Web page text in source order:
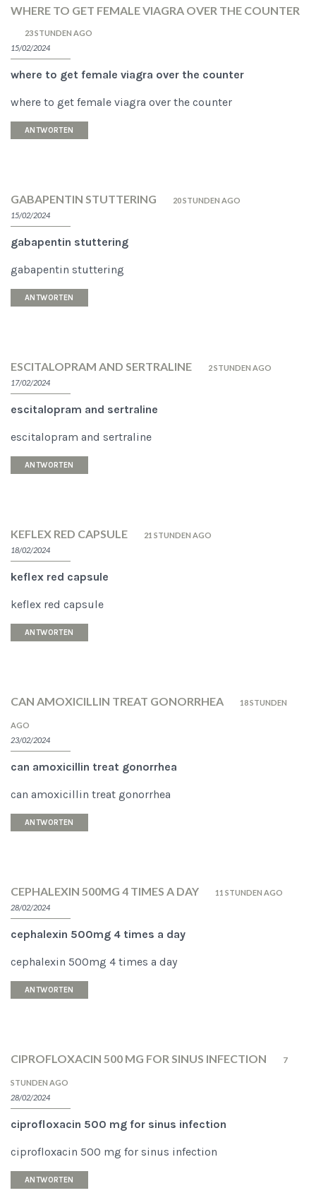
WHERE TO GET FEMALE VIAGRA OVER THE COUNTER
23 STUNDEN AGO
15/02/2024
where to get female viagra over the counter
where to get female viagra over the counter
ANTWORTEN
GABAPENTIN STUTTERING
20 STUNDEN AGO
15/02/2024
gabapentin stuttering
gabapentin stuttering
ANTWORTEN
ESCITALOPRAM AND SERTRALINE
2 STUNDEN AGO
17/02/2024
escitalopram and sertraline
escitalopram and sertraline
ANTWORTEN
KEFLEX RED CAPSULE
21 STUNDEN AGO
18/02/2024
keflex red capsule
keflex red capsule
ANTWORTEN
CAN AMOXICILLIN TREAT GONORRHEA 18 STUNDEN
AGO
23/02/2024
can amoxicillin treat gonorrhea
can amoxicillin treat gonorrhea
ANTWORTEN
CEPHALEXIN 500MG 4 TIMES A DAY
11 STUNDEN AGO
28/02/2024
cephalexin 500mg 4 times a day
cephalexin 500mg 4 times a day
ANTWORTEN
CIPROFLOXACIN 500 MG FOR SINUS INFECTION 7
STUNDEN AGO
28/02/2024
ciprofloxacin 500 mg for sinus infection
ciprofloxacin 500 mg for sinus infection
ANTWORTEN